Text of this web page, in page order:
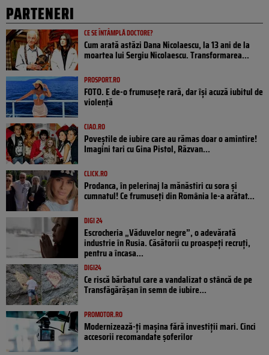
PARTENERI
CE SE ÎNTÂMPLĂ DOCTORE?
Cum arată astăzi Dana Nicolaescu, la 13 ani de la
moartea lui Sergiu Nicolaescu. Transformarea...
PROSPORT.RO
FOTO. E de-o frumusețe rară, dar își acuză iubitul de
violență
CIAO.RO
Poveştile de iubire care au rămas doar o amintire!
Imagini tari cu Gina Pistol, Răzvan...
CLICK.RO
Prodanca, în pelerinaj la mănăstiri cu sora și
cumnatul! Ce frumuseți din România le-a arătat...
DIGI 24
Escrocheria „Văduvelor negre”, o adevărată
industrie în Rusia. Căsătorii cu proaspeți recruți,
pentru a încasa...
DIGI24
Ce riscă bărbatul care a vandalizat o stâncă de pe
Transfăgărășan în semn de iubire...
PROMOTOR.RO
Modernizează-ți mașina fără investiții mari. Cinci
accesorii recomandate șoferilor